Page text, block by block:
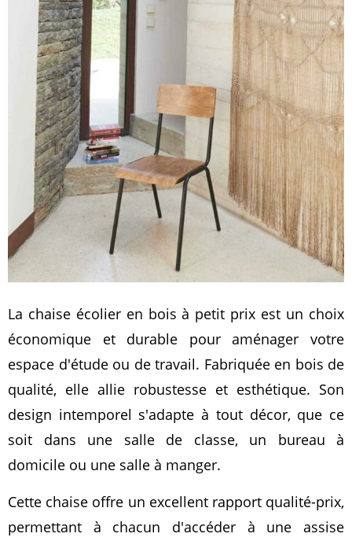
La chaise écolier en bois à petit prix est un choix
économique et durable pour aménager votre
espace d'étude ou de travail. Fabriquée en bois de
qualité, elle allie robustesse et esthétique. Son
design intemporel s'adapte à tout décor, que ce
soit dans une salle de classe, un bureau à
domicile ou une salle à manger.
Cette chaise offre un excellent rapport qualité-prix,
permettant à chacun d'accéder à une assise